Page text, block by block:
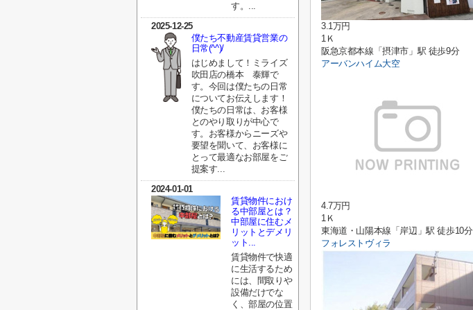
3.1万円
1Ｋ
阪急京都本線「摂津市」駅 徒歩9分
アーバンハイム大空
4.7万円
1Ｋ
東海道・山陽本線「岸辺」駅 徒歩10分
フォレストヴィラ
す。...
2025-12-25
僕たち不動産賃貸営業の
日常(^^)/
はじめまして！ミライズ
吹田店の橋本 泰輝で
す。今回は僕たちの日常
についてお伝えします！
僕たちの日常は、お客様
とのやり取りが中心で
す。お客様からニーズや
要望を聞いて、お客様に
とって最適なお部屋をご
提案す...
2024-01-01
賃貸物件におけ
る中部屋とは？
中部屋に住むメ
リットとデメリ
ット...
賃貸物件で快適
に生活するため
には、間取りや
設備だけでな
く、部屋の位置